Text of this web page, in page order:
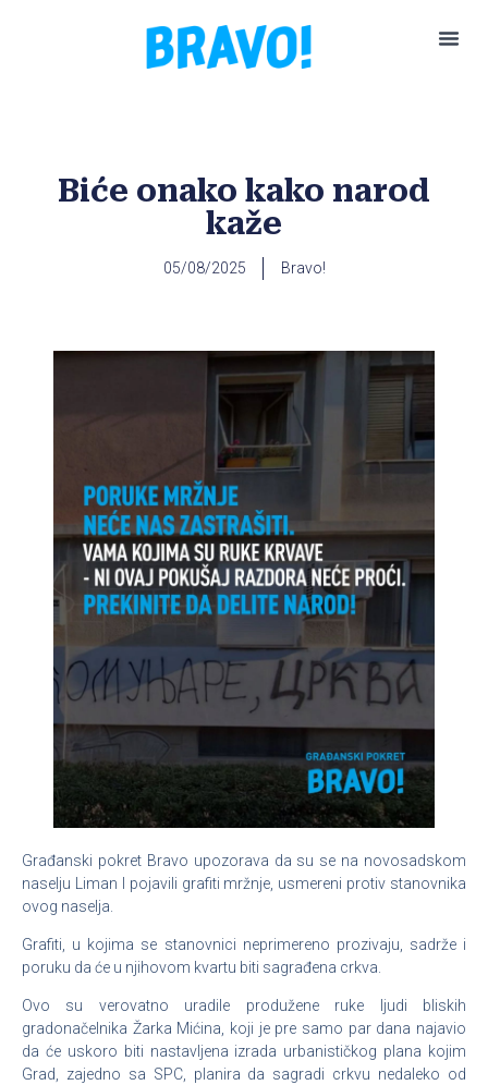
Biće onako kako narod
kaže
05/08/2025 Bravo!
Građanski pokret Bravo upozorava da su se na novosadskom
naselju Liman I pojavili grafiti mržnje, usmereni protiv stanovnika
ovog naselja.
Grafiti, u kojima se stanovnici neprimereno prozivaju, sadrže i
poruku da će u njihovom kvartu biti sagrađena crkva.
Ovo su verovatno uradile produžene ruke ljudi bliskih
gradonačelnika Žarka Mićina, koji je pre samo par dana najavio
da će uskoro biti nastavljena izrada urbanističkog plana kojim
Grad, zajedno sa SPC, planira da sagradi crkvu nedaleko od